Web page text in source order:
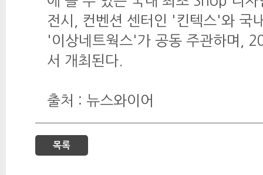
전시, 컨벤션 센터인 '킨텍스'와 국
'이상네트웍스'가 공동 주관하며,
서 개최된다.
출처 : 뉴스와이어
목록